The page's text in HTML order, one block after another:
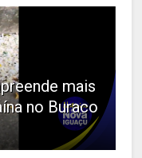
mais
no Buraco